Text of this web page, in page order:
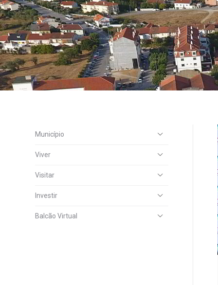
Município
Viver
Visitar
Investir
Balcão Virtual